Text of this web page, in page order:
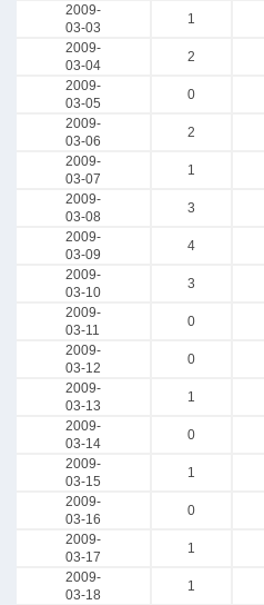
2009-
03-03
1
2009-
03-04
2
2009-
03-05
0
2009-
03-06
2
2009-
03-07
1
2009-
03-08
3
2009-
03-09
4
2009-
03-10
3
2009-
03-11
0
2009-
03-12
0
2009-
03-13
1
2009-
03-14
0
2009-
03-15
1
2009-
03-16
0
2009-
03-17
1
2009-
03-18
1